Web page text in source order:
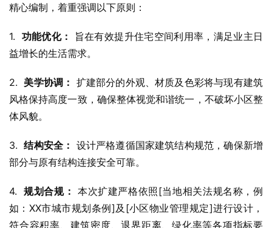
精心编制，着重强调以下原则：
1. 功能优化：
旨在有效提升住宅空间利用率，满足业主日
益增长的生活需求。
2. 美学协调： 扩建部分的外观、材质及色彩将与现有建筑
风格保持高度一致，确保整体视觉和谐统一，不破坏小区整
体风貌。
3. 结构安全： 设计严格遵循国家建筑结构规范，确保新增
部分与原有结构连接安全可靠。
4. 规划合规： 本次扩建严格依照[当地相关法规名称，例
如：XX市城市规划条例]及[小区物业管理规定]进行设计，
符合容积率、建筑密度、退界距离、绿化率等各项指标要